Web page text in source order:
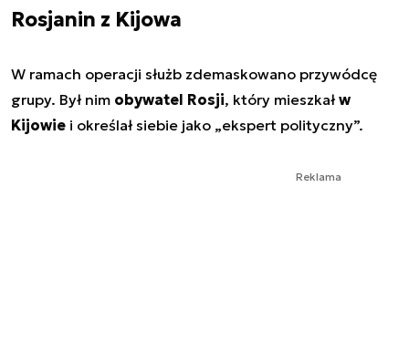
Rosjanin z Kijowa
W ramach operacji służb zdemaskowano przywódcę
grupy. Był nim obywatel Rosji, który mieszkałw
Kijowie i określał siebie jako „ekspert polityczny”.
Reklama